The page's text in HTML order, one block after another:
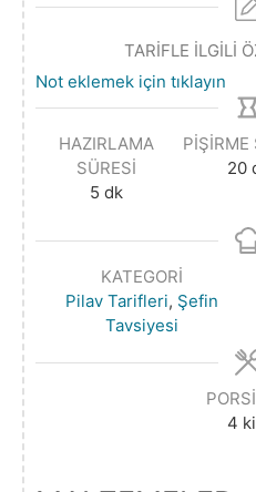
TARİFLE İLGİLİ
Not eklemek için tıklayın
HAZIRLAMA
SÜRESI
5 dk
PIŞIRME
20
KATEGORI
Pilav Tarifleri, Şefin
Tavsiyesi
4